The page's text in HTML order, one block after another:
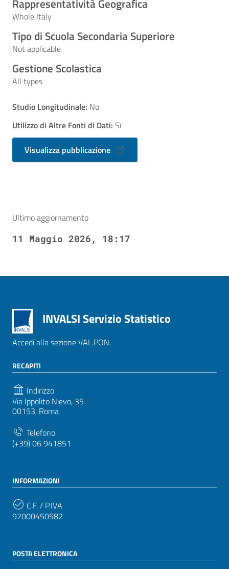
Rappresentatività Geografica
Whole Italy
Tipo di Scuola Secondaria Superiore
Not applicable
Gestione Scolastica
All types
Studio Longitudinale: No
Utilizzo di Altre Fonti di Dati: Sì
Visualizza pubblicazione
Ultimo aggiornamento
11 Maggio 2026, 18:17
INVALSI Servizio Statistico
Accedi alla sezione VAL.PON.
RECAPITI
Indirizzo
Via Ippolito Nievo, 35
00153, Roma
Telefono
(+39) 06 941851
INFORMAZIONI
C.F. / P.IVA
92000450582
POSTA ELETTRONICA